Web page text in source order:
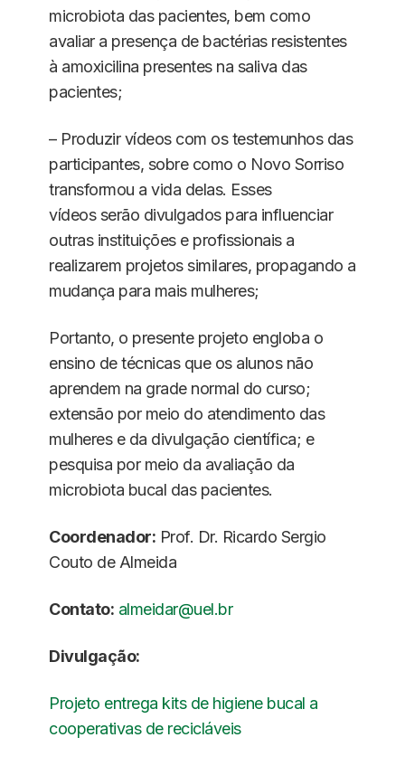
microbiota das pacientes, bem como
avaliar a presença de bactérias resistentes
à amoxicilina presentes na saliva das
pacientes;
– Produzir vídeos com os testemunhos das
participantes, sobre como o Novo Sorriso
transformou a vida delas. Esses
vídeos serão divulgados para influenciar
outras instituições e profissionais a
realizarem projetos similares, propagando a
mudança para mais mulheres;
Portanto, o presente projeto engloba o
ensino de técnicas que os alunos não
aprendem na grade normal do curso;
extensão por meio do atendimento das
mulheres e da divulgação científica; e
pesquisa por meio da avaliação da
microbiota bucal das pacientes.
Coordenador: Prof. Dr. Ricardo Sergio
Couto de Almeida
Contato: almeidar@uel.br
Divulgação:
Projeto entrega kits de higiene bucal a
cooperativas de recicláveis